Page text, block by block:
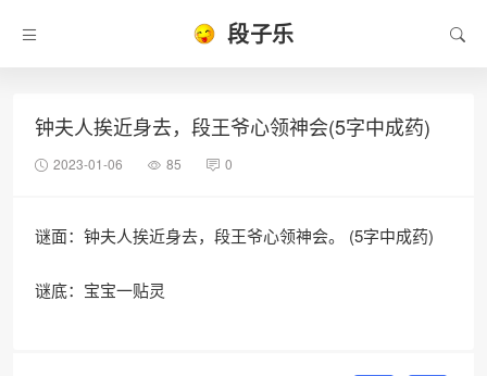
段子乐
钟夫人挨近身去，段王爷心领神会(5字中成药)
2023-01-06 85 0
谜面：钟夫人挨近身去，段王爷心领神会。 (5字中成药)
谜底：宝宝一贴灵